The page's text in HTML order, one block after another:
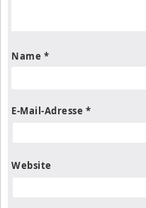
Name *
E-Mail-Adresse *
Website